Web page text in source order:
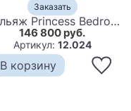
Заказать
Трельяж Princess Bedroom Dressing Table Pink
146 800 руб.
Артикул: 12.024
В корзину